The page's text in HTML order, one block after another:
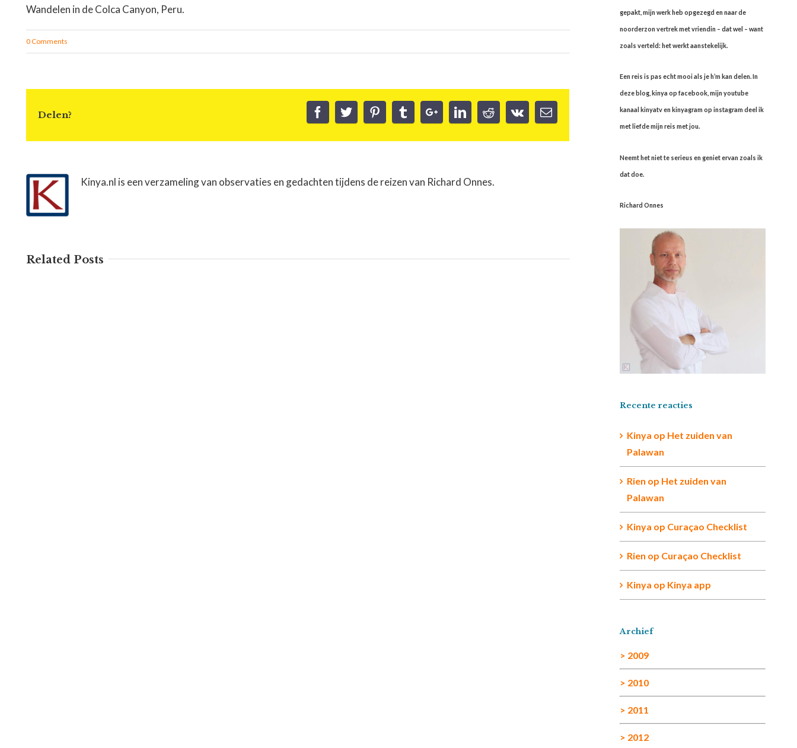
Wandelen in de Colca Canyon, Peru.
0 Comments
Delen?
Kinya.nl is een verzameling van observaties en gedachten tijdens de reizen van Richard Onnes.
Related Posts
gepakt, mijn werk heb opgezegd en naar de
noorderzon vertrek met vriendin – dat wel – want
zoals verteld: het werkt aanstekelijk.
Een reis is pas echt mooi als je h’m kan delen. In
deze blog, kinya op facebook, mijn youtube
kanaal kinyatv en kinyagram op instagram deel ik
met liefde mijn reis met jou.
Neemt het niet te serieus en geniet ervan zoals ik
dat doe.
Richard Onnes
Recente reacties
Kinya op Het zuiden van
Palawan
Rien op Het zuiden van
Palawan
Kinya op Curaçao Checklist
Rien op Curaçao Checklist
Kinya op Kinya app
Archief
> 2009
> 2010
> 2011
> 2012